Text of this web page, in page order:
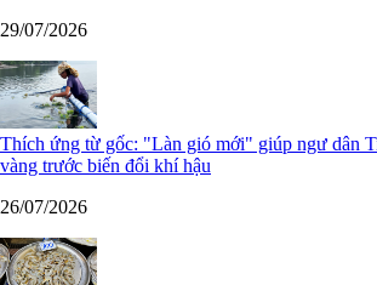
29/07/2026
Thích ứng từ gốc: "Làn gió mới" giúp ngư dân
vàng trước biến đổi khí hậu
26/07/2026